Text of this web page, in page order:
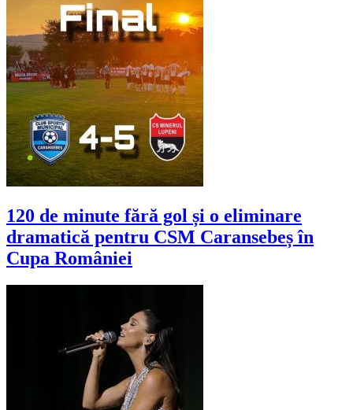
120 de minute fără gol și o eliminare
dramatică pentru CSM Caransebeș în
Cupa României